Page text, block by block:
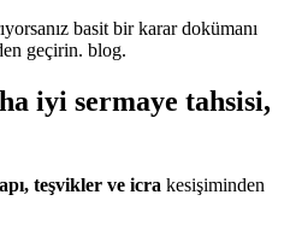
basit bir karar dokümanı
geçirin. blog.
iyi sermaye tahsisi,
teşvikler ve icra kesişiminden